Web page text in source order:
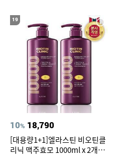
19
10% 18,790
[대용량1+1]엘라스틴 비오틴클
리닉 맥주효모 1000ml x 2개